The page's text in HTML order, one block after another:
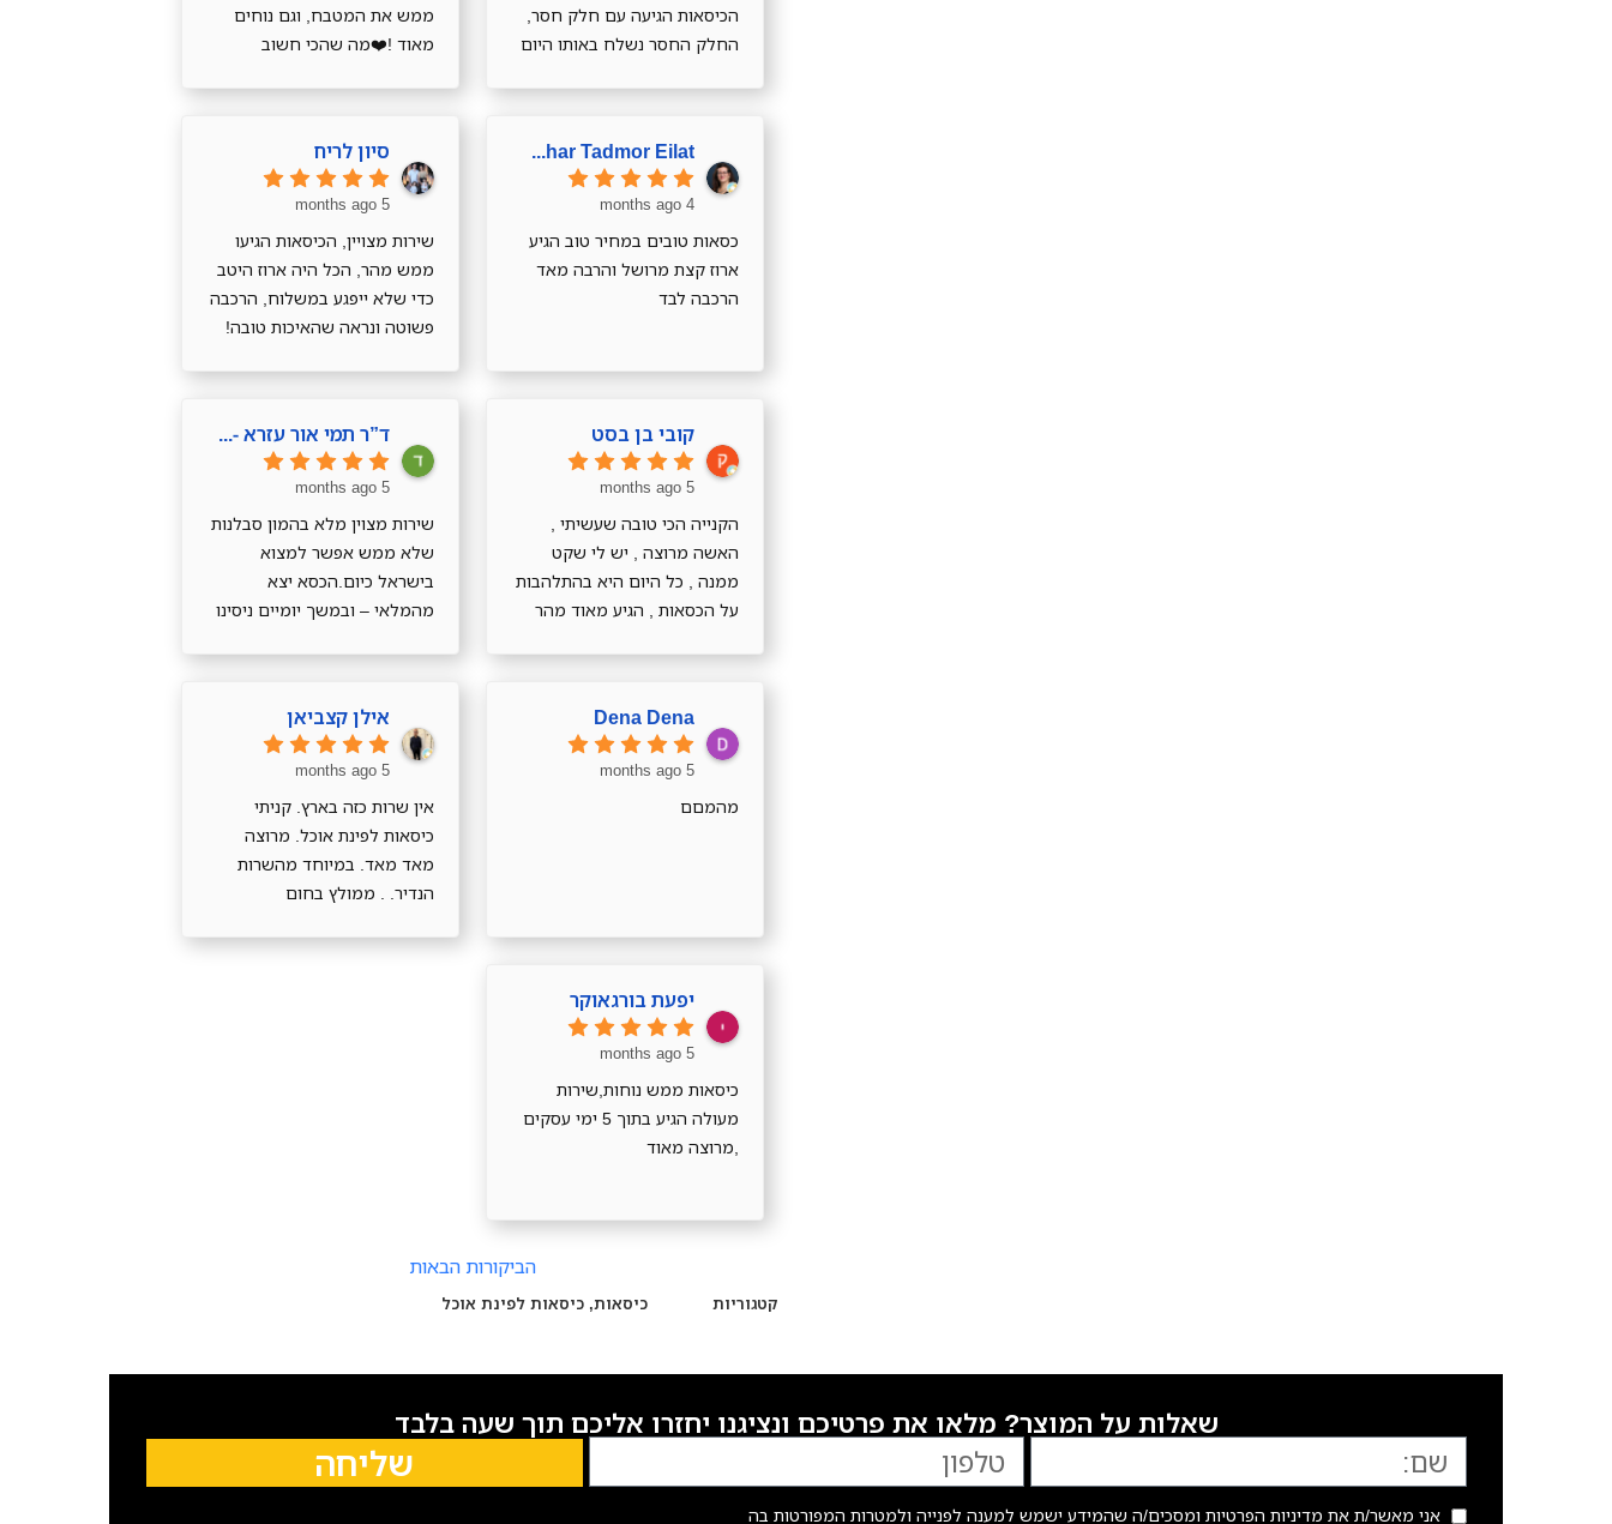
הכיסאות הגיעה עם חלק חסר,
החלק החסר נשלח באותו היום
ממש את המטבח, וגם נוחים
מאוד !❤️מה שהכי חשוב
Zohar Tadmor Eilat
4 months ago
כסאות טובים במחיר טוב הגיע
ארוז קצת מרושל והרבה מאד
הרכבה לבד
סיון לריח
5 months ago
שירות מצויין, הכיסאות הגיעו
ממש מהר, הכל היה ארוז היטב
כדי שלא ייפגע במשלוח, הרכבה
פשוטה ונראה שהאיכות טובה!
קובי בן בסט
5 months ago
הקנייה הכי טובה שעשיתי ,
האשה מרוצה , יש לי שקט
ממנה , כל היום היא בהתלהבות
על הכסאות , הגיע מאוד מהר
ד”ר תמי אור עזרא -המניפה
5 months ago
שירות מצוין מלא בהמון סבלנות
שלא ממש אפשר למצוא
בישראל כיום.הכסא יצא
מהמלאי – ובמשך יומיים ניסינו
אחרת ולא חייב אותי.הכסאות
הגיעו במהירותוהם נוחים
ויפים!!! תודה רבה
Dena Dena
5 months ago
מהמםם
אילן קצביאן
5 months ago
אין שרות כזה בארץ. קניתי
כיסאות לפינת אוכל. מרוצה
מאד מאד. במיוחד מהשרות
הנדיר. . ממולץ בחום
יפעת בורגאוקר
5 months ago
כיסאות ממש נוחות,שירות
מעולה הגיע בתוך 5 ימי עסקים
,מרוצה מאוד
הביקורות הבאות
קטגוריות כיסאות, כיסאות לפינת אוכל
שאלות על המוצר? מלאו את פרטיכם ונציגנו יחזרו אליכם תוך שעה בלבד
אני מאשר/ת את מדיניות הפרטיות ומסכים/ה שהמידע ישמש למענה לפנייה ולמטרות המפורטות בה
שליחה